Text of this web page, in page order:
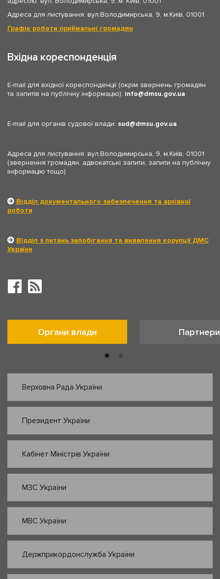
Адреса для листування: вул.Володимирська, 9, м.Київ, 01001
Графік роботи приймальні громадян
Вхідна кореспонденція
E-mail для вхідної кореспонденції (окрім звернень громадян
та запитів на публічну інформацію): info dmsu.gov.ua
E-mail для органів судової влади: sud dmsu.gov.ua
Адреса для листування: вул.Володимирська, 9, м.Київ, 01001
(звернення громадян, адвокатські запити, запити на публічну
інформацію тощо)
Відділ документального забезпечення та архівної
роботи
Відділ з питань запобігання та виявлення корупції ДМС
України
Органи влади Партнери
Верховна Рада України
Президент України
Кабінет Міністрів України
МЗС України
МВС України
Держприкордонслужба України